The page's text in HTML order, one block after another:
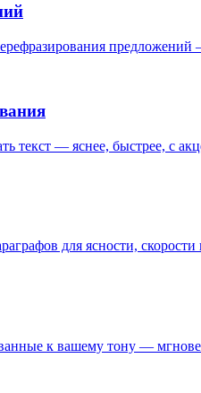
текст — яснее, быстрее, с
для ясности, скорости
к вашему тону —